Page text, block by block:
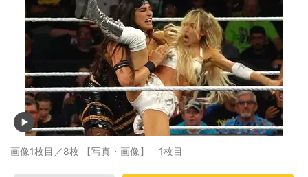
画像1枚目／8枚 【写真・画像】 1枚目